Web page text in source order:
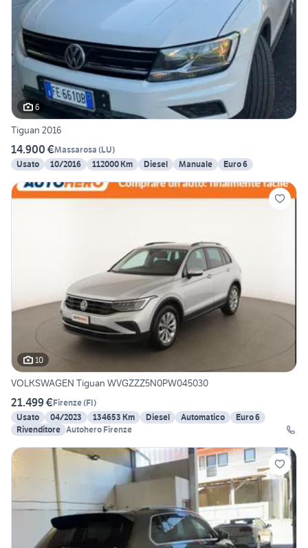
6
Tiguan 2016
14.900 €Massarosa (LU)
Usato
10/2016 112000 Km Diesel Manuale Euro 6
10
VOLKSWAGEN Tiguan WVGZZZ5N0PW045030
21.499 €Firenze(FI)
Usato
04/2023 134653 Km Diesel Automatico
Euro 6
Rivenditore Autohero Firenze